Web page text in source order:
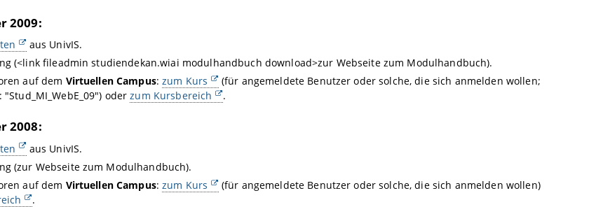
2009:
aus UnivIS.
(<link fileadmin studiendekan.wiai modulhandbuch download>zur Webseite zum Modulhandbuch).
auf dem Virtuellen Campus:zum Kurs
(für angemeldete Benutzer oder solche, die sich anmelden wollen;
oderzum Kursbereich .
2008:
aus UnivIS.
(zur Webseite zum Modulhandbuch).
auf dem Virtuellen Campus:zum Kurs
(für angemeldete Benutzer oder solche, die sich anmelden wollen)
.